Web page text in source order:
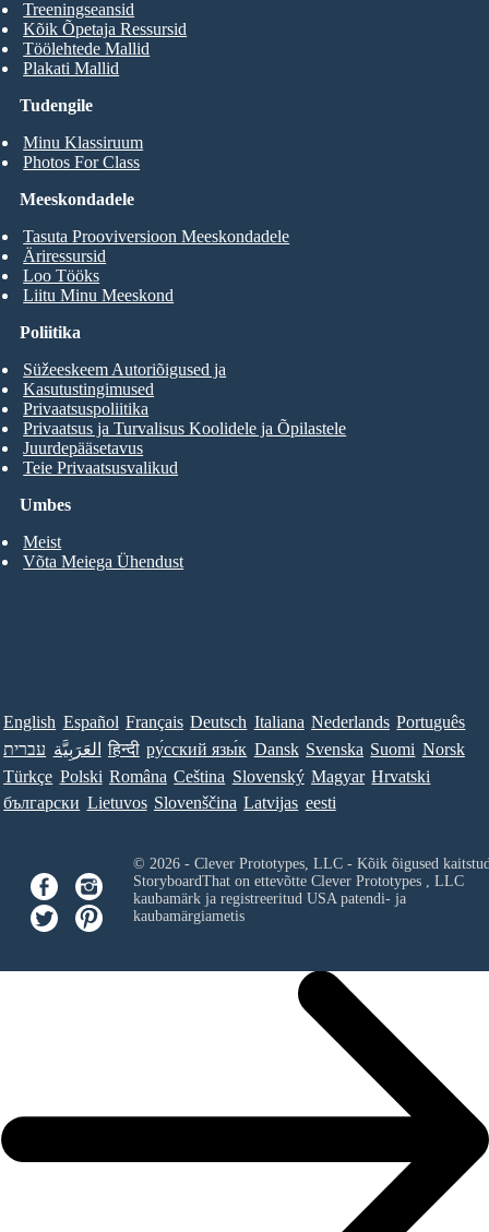
Tudengile
Minu Klassiruum
Photos For Class
Treeningseansid
Kõik Õpetaja Ressursid
Töölehtede Mallid
Plakati Mallid
Meeskondadele
Tasuta Prooviversioon Meeskondadele
Äriressursid
Loo Tööks
Liitu Minu Meeskond
Umbes
Meist
Võta Meiega Ühendust
Poliitika
Süžeeskeem Autoriõigused ja
Kasutustingimused
Privaatsuspoliitika
Privaatsus ja Turvalisus Koolidele ja Õpilastele
Juurdepääsetavus
Teie Privaatsusvalikud
English Español Français Deutsch Italiana Nederlands Português
עברית العَرَبِيَّة हिन्दी ру́сский язы́к Dansk Svenska Suomi Norsk
Türkçe Polski Româna Ceština Slovenský Magyar Hrvatski
български Lietuvos Slovenščina Latvijas eesti
© 2026 - Clever Prototypes, LLC - Kõik õigused
StoryboardThat on ettevõtte Clever Prototypes , LLC
kaubamärk ja registreeritud USA patendi- ja
kaubamärgiametis